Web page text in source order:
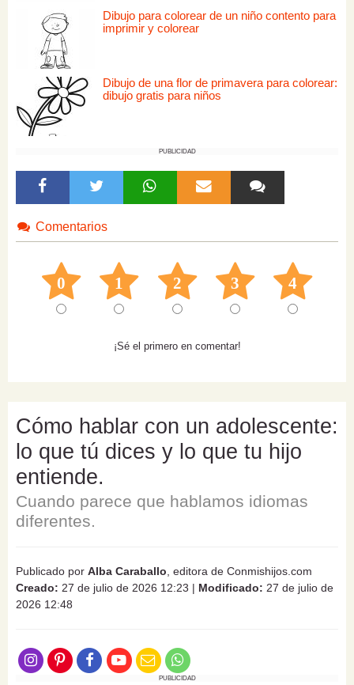
Dibujo para colorear de un niño contento para
imprimir y colorear
Dibujo de una flor de primavera para colorear:
dibujo gratis para niños
PUBLICIDAD
Comentarios
0 1 2 3 4
¡Sé el primero en comentar!
Cómo hablar con un adolescente:
lo que tú dices y lo que tu hijo
entiende.
Cuando parece que hablamos idiomas
diferentes.
Publicado por Alba Caraballo , editora de Conmishijos.com
Creado: 27 de julio de 2026 12:23 | Modificado: 27 de julio de
2026 12:48
PUBLICIDAD